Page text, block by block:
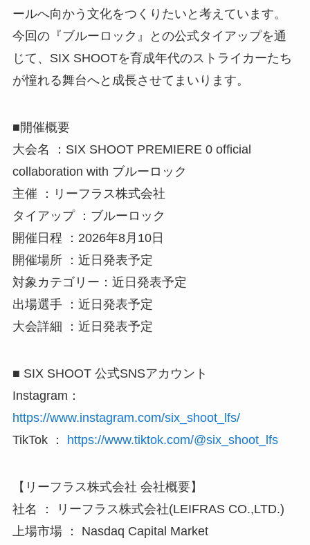
ールへ向かう文化をつくりたいと考えています。
今回の『ブルーロック』との公式タイアップを通
じて、SIX SHOOTを育成年代のストライカーたち
が憧れる舞台へと成長させてまいります。
■開催概要
大会名 ：SIX SHOOT PREMIERE 0 official
collaboration with ブルーロック
主催 ：リーフラス株式会社
タイアップ ：ブルーロック
開催日程 ：2026年8月10日
開催場所 ：近日発表予定
対象カテゴリー：近日発表予定
出場選手 ：近日発表予定
大会詳細 ：近日発表予定
■ SIX SHOOT 公式SNSアカウント
Instagram：
https://www.instagram.com/six_shoot_lfs/
TikTok ： https://www.tiktok.com/@six_shoot_lfs
【リーフラス株式会社 会社概要】
社名 ： リーフラス株式会社(LEIFRAS CO.,LTD.)
上場市場 ： Nasdaq Capital Market